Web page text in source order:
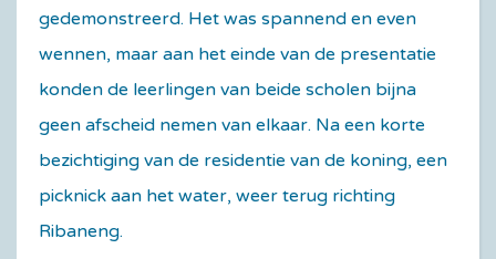
gedemonstreerd. Het was spannend en even
wennen, maar aan het einde van de presentatie
konden de leerlingen van beide scholen bijna
geen afscheid nemen van elkaar. Na een korte
bezichtiging van de residentie van de koning, een
picknick aan het water, weer terug richting
Ribaneng.